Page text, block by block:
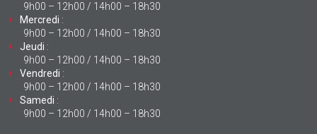
9h00 – 12h00 / 14h00 – 18h30
Mercredi :
9h00 – 12h00 / 14h00 – 18h30
Jeudi :
9h00 – 12h00 / 14h00 – 18h30
Vendredi :
9h00 – 12h00 / 14h00 – 18h30
Samedi :
9h00 – 12h00 / 14h00 – 18h30